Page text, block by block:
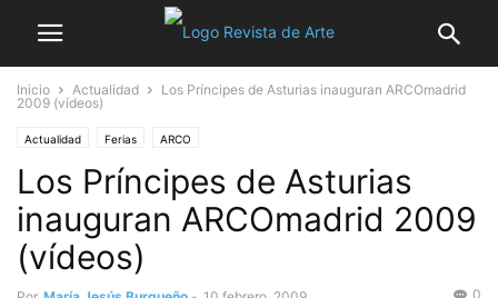
Inicio Actualidad
Los Príncipes de Asturias inauguran ARCOmadrid
2009 (vídeos)
Actualidad Ferias ARCO
Los Príncipes de Asturias
inauguran ARCOmadrid 2009
(vídeos)
0